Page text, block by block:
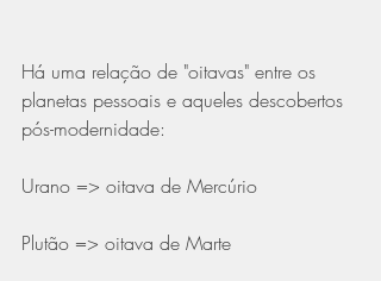
Há uma relação de "oitavas" entre os
planetas pessoais e aqueles descobertos
pós-modernidade:
Urano => oitava de Mercúrio
Plutão => oitava de Marte